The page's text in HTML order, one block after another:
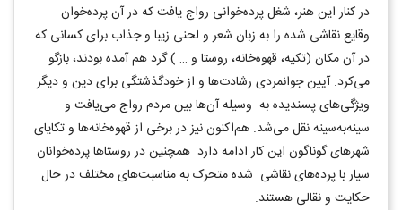
در کنار اين هنر، شغل پرده‌خوانی رواج يافت که در آن پرده‌خوان
وقايع نقاشی شده را به زبان شعر و لحنی زيبا و جذاب برای کسانی که
در آن مکان (تکيه، قهوه‌خانه، روستا و … ) گرد هم آمده بودند، بازگو
می‌کرد. آيين جوانمردی رشادت‌ها و از خودگذشتگی برای دين و ديگر
ویژگی‌های پسنديده به وسيله آن‌ها بين مردم رواج می‌یافت و
سینه‌به‌سینه نقل می‌شد. هم‌اکنون نيز در برخی از قهوه‌خانه‌ها و تکايای
شهرهای گوناگون اين کار ادامه دارد. همچنين در روستاها پرده‌خوانان
سيار با پرده‌های نقاشی شده متحرک به مناسبت‌های مختلف در حال
حکايت و نقالی هستند.